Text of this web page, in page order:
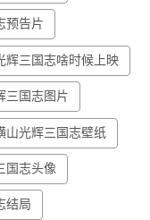
预告片
辉三国志啥时候上映
三国志图片
山光辉三国志壁纸
国志头像
结局